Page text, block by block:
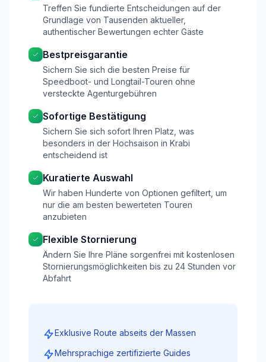
Treffen Sie fundierte Entscheidungen auf der
Grundlage von Tausenden aktueller,
authentischer Bewertungen echter Gäste
Bestpreisgarantie
Sichern Sie sich die besten Preise für
Speedboot- und Longtail-Touren ohne
versteckte Agenturgebühren
Sofortige Bestätigung
Sichern Sie sich sofort Ihren Platz, was
besonders in der Hochsaison in Krabi
entscheidend ist
Kuratierte Auswahl
Wir haben Hunderte von Optionen gefiltert, um
nur die am besten bewerteten Touren
anzubieten
Flexible Stornierung
Ändern Sie Ihre Pläne sorgenfrei mit kostenlosen
Stornierungsmöglichkeiten bis zu 24 Stunden vor
Abfahrt
Exklusive Route abseits der Massen
Mehrsprachige zertifizierte Guides